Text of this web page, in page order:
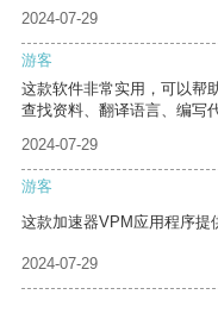
2024-07-29
游客
这款软件非常实用，可以帮
查找资料、翻译语言、编写
2024-07-29
游客
这款加速器VPM应用程序提
2024-07-29